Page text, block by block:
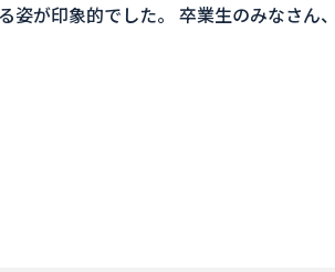
が印象的でした。 卒業生のみなさん、